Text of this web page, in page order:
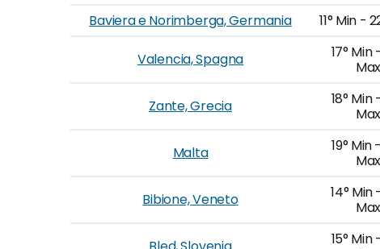
Baviera e Norimberga, Germania 11° Min -
Valencia, Spagna
17° Min
Max
Zante, Grecia
18° Min
Max
Malta
19° Min
Max
Bibione, Veneto
14° Min
Max
15° Min